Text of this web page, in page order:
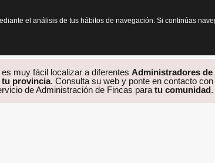
muy fácil localizar a diferentes Administradores de
tu provincia. Consulta su web y ponte en contacto con
de Administración de Fincas para tu comunidad.
el análisis de tus hábitos de navegación. Si continúas